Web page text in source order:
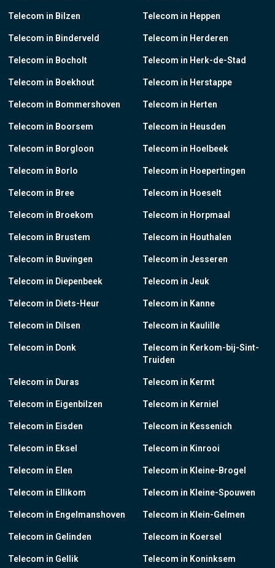
Telecom in Bilzen
Telecom in Binderveld
Telecom in Bocholt
Telecom in Boekhout
Telecom in Bommershoven
Telecom in Boorsem
Telecom in Borgloon
Telecom in Borlo
Telecom in Bree
Telecom in Broekom
Telecom in Brustem
Telecom in Buvingen
Telecom in Diepenbeek
Telecom in Diets-Heur
Telecom in Dilsen
Telecom in Donk
Telecom in Duras
Telecom in Eigenbilzen
Telecom in Eisden
Telecom in Eksel
Telecom in Elen
Telecom in Ellikom
Telecom in Engelmanshoven
Telecom in Gelinden
Telecom in Gellik
Telecom in Heppen
Telecom in Herderen
Telecom in Herk-de-Stad
Telecom in Herstappe
Telecom in Herten
Telecom in Heusden
Telecom in Hoelbeek
Telecom in Hoepertingen
Telecom in Hoeselt
Telecom in Horpmaal
Telecom in Houthalen
Telecom in Jesseren
Telecom in Jeuk
Telecom in Kanne
Telecom in Kaulille
Telecom in Kerkom-bij-Sint-
Truiden
Telecom in Kermt
Telecom in Kerniel
Telecom in Kessenich
Telecom in Kinrooi
Telecom in Kleine-Brogel
Telecom in Kleine-Spouwen
Telecom in Klein-Gelmen
Telecom in Koersel
Telecom in Koninksem